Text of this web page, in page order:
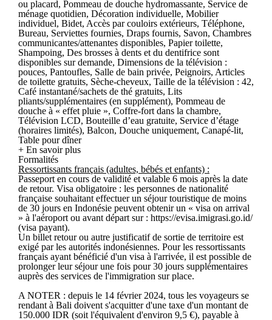
ou placard, Pommeau de douche hydromassante, Service de
ménage quotidien, Décoration individuelle, Mobilier
individuel, Bidet, Accès par couloirs extérieurs, Téléphone,
Bureau, Serviettes fournies, Draps fournis, Savon, Chambres
communicantes/attenantes disponibles, Papier toilette,
Shampoing, Des brosses à dents et du dentifrice sont
disponibles sur demande, Dimensions de la télévision :
pouces, Pantoufles, Salle de bain privée, Peignoirs, Articles
de toilette gratuits, Sèche-cheveux, Taille de la télévision : 42,
Café instantané/sachets de thé gratuits, Lits
pliants/supplémentaires (en supplément), Pommeau de
douche à « effet pluie », Coffre-fort dans la chambre,
Télévision LCD, Bouteille d’eau gratuite, Service d’étage
(horaires limités), Balcon, Douche uniquement, Canapé-lit,
Table pour dîner
+ En savoir plus
Formalités
Ressortissants français (adultes, bébés et enfants) :
Passeport en cours de validité et valable 6 mois après la date
de retour. Visa obligatoire : les personnes de nationalité
française souhaitant effectuer un séjour touristique de moins
de 30 jours en Indonésie peuvent obtenir un « visa on arrival
» à l'aéroport ou avant départ sur : https://evisa.imigrasi.go.id/
(visa payant).
Un billet retour ou autre justificatif de sortie de territoire est
exigé par les autorités indonésiennes. Pour les ressortissants
français ayant bénéficié d'un visa à l'arrivée, il est possible de
prolonger leur séjour une fois pour 30 jours supplémentaires
auprès des services de l'immigration sur place.
A NOTER : depuis le 14 février 2024, tous les voyageurs se
rendant à Bali doivent s'acquitter d'une taxe d'un montant de
150.000 IDR (soit l'équivalent d'environ 9,5 €), payable à